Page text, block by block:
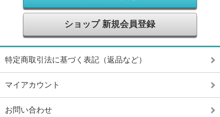
ショップ 新規会員登録
特定商取引法に基づく表記（返品など）
マイアカウント
お問い合わせ